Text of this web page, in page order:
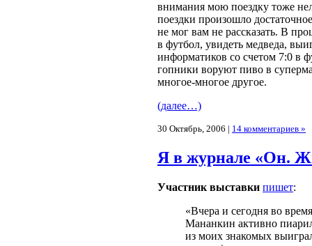
внимания мою поездку тоже
поездки произошло
не мог вам не рассказать. В
в футбол, увидеть медведа,
информатиков со счетом 7:0 в
гопники воруют пиво в
многое-многое другое.
(далее…)
30 Октябрь, 2006 | 14 комментариев »
Я в журнале «Он.
Участник выставки пишет:
«Вчера и сегодня во
Мананкин активно
из моих знакомых